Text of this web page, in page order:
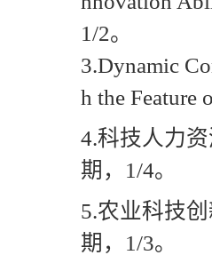
1/2。
3.Dynamic
h the Feature
4.科技人力
期， 1/4。
5.农业科技
期， 1/3。